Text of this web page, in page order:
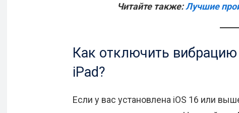
Читайте также:Лучшие
Как отключить
iPad?
Если у вас установлена iOS 16 или